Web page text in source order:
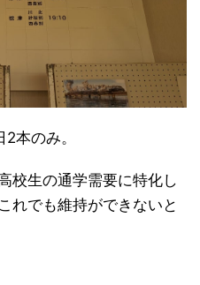
本のみ。
校生の通学需要に特化し
れでも維持ができないと